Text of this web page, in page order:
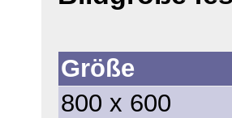
Größe
800 x 600